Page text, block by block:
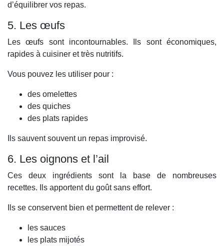
d’équilibrer vos repas.
5. Les œufs
Les œufs sont incontournables. Ils sont économiques,
rapides à cuisiner et très nutritifs.
Vous pouvez les utiliser pour :
des omelettes
des quiches
des plats rapides
Ils sauvent souvent un repas improvisé.
6. Les oignons et l’ail
Ces deux ingrédients sont la base de nombreuses
recettes. Ils apportent du goût sans effort.
Ils se conservent bien et permettent de relever :
les sauces
les plats mijotés